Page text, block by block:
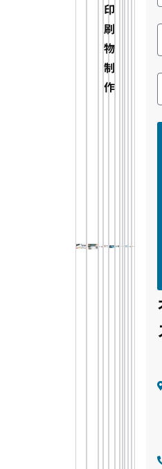
印
刷
物
制
作